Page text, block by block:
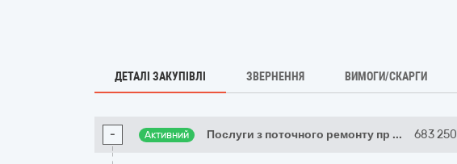
ДЕТАЛІ ЗАКУПІВЛІ ЗВЕРНЕННЯ ВИМОГИ/СКАРГИ
- Активний Послуги з поточного ремонту пр ... 683 250